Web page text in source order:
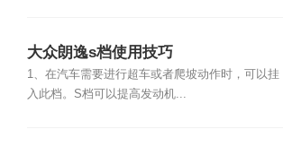
大众朗逸s档使用技巧
1、在汽车需要进行超车或者爬坡动作时，可以挂
入此档。S档可以提高发动机...